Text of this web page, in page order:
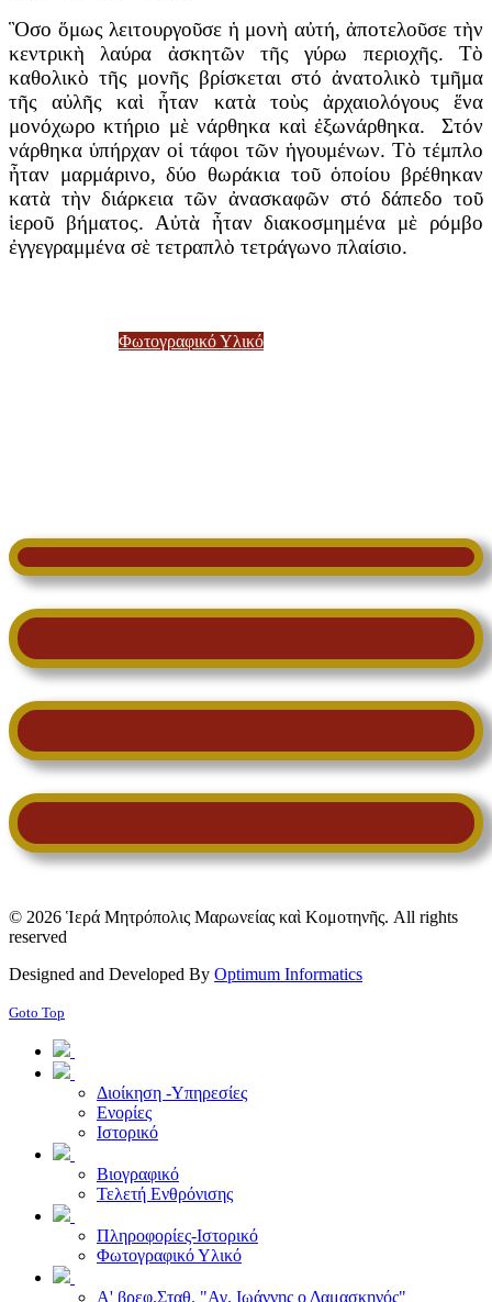
Ὃσο ὅμως λειτουργοῦσε ἡ μονὴ αὐτή, ἀποτελοῦσε τὴν
κεντρικὴ λαύρα ἀσκητῶν τῆς γύρω περιοχῆς. Τὸ
καθολικὸ τῆς μονῆς βρίσκεται στό ἀνατολικὸ τμῆμα
τῆς αὐλῆς καὶ ἦταν κατὰ τοὺς ἀρχαιολόγους ἕνα
μονόχωρο κτήριο μὲ νάρθηκα καὶ ἐξωνάρθηκα. Στόν
νάρθηκα ὑπήρχαν οἱ τάφοι τῶν ἡγουμένων. Τὸ τέμπλο
ἦταν μαρμάρινο, δύο θωράκια τοῦ ὁποίου βρέθηκαν
κατὰ τὴν διάρκεια τῶν ἀνασκαφῶν στό δάπεδο τοῦ
ἱεροῦ βήματος. Αὐτὰ ἦταν διακοσμημένα μὲ ρόμβο
ἐγγεγραμμένα σὲ τετραπλὸ τετράγωνο πλαίσιο.
Φωτογραφικό Υλικό
© 2026 Ἱερά Μητρόπολις Μαρωνείας καὶ Κομοτηνῆς. All rights
reserved
Designed and Developed By Optimum Informatics
Goto Top
Διοίκηση -Υπηρεσίες
Ενορίες
Ιστορικό
Βιογραφικό
Τελετή Ενθρόνισης
Πληροφορίες-Ιστορικό
Φωτογραφικό Υλικό
Α' βρεφ.Σταθ. "Αγ. Ιωάννης ο Δαμασκηνός"